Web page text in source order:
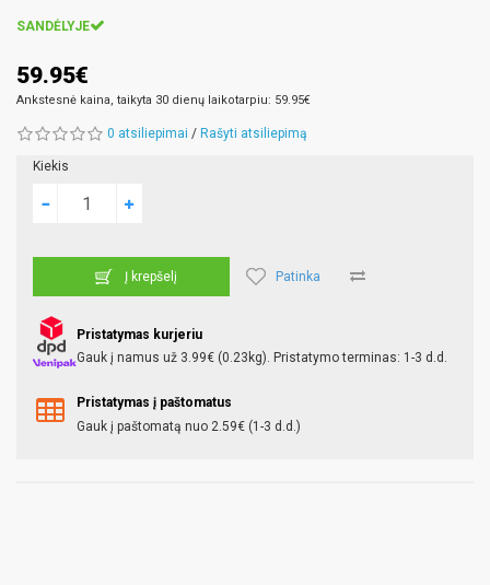
SANDĖLYJE
59.95€
Ankstesnė kaina, taikyta 30 dienų laikotarpiu: 59.95€
0 atsiliepimai / Rašyti atsiliepimą
Kiekis
Į krepšelį Patinka
Pristatymas kurjeriu
Gauk į namus už 3.99€ (0.23kg). Pristatymo terminas: 1-3 d.d.
Pristatymas į paštomatus
Gauk į paštomatą nuo 2.59€ (1-3 d.d.)